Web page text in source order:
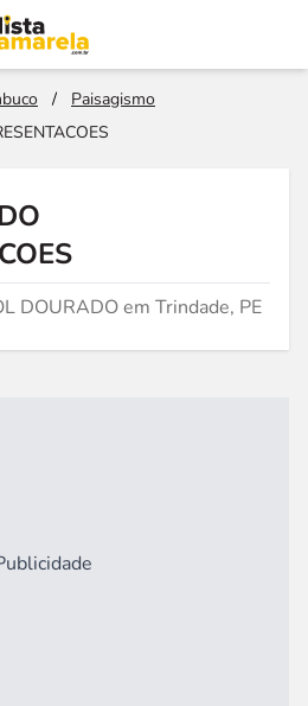
/
Paisagismo
DOURADO em Trindade, PE